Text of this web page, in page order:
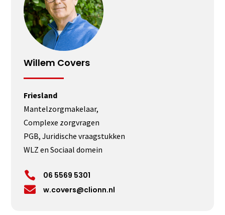
Willem Covers
Friesland
Mantelzorgmakelaar,
Complexe zorgvragen
PGB, Juridische vraagstukken
WLZ en Sociaal domein
 06 5569 5301
 w.covers@clionn.nl